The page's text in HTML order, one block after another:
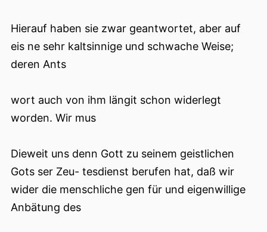
Hierauf haben sie zwar geantwortet, aber auf
eis ne sehr kaltsinnige und schwache Weise;
deren Ants
wort auch von ihm längit schon widerlegt
worden. Wir mus
Dieweit uns denn Gott zu seinem geistlichen
Gots ser Zeu- tesdienst berufen hat, daß wir
wider die menschliche gen für und eigenwillige
Anbätung des